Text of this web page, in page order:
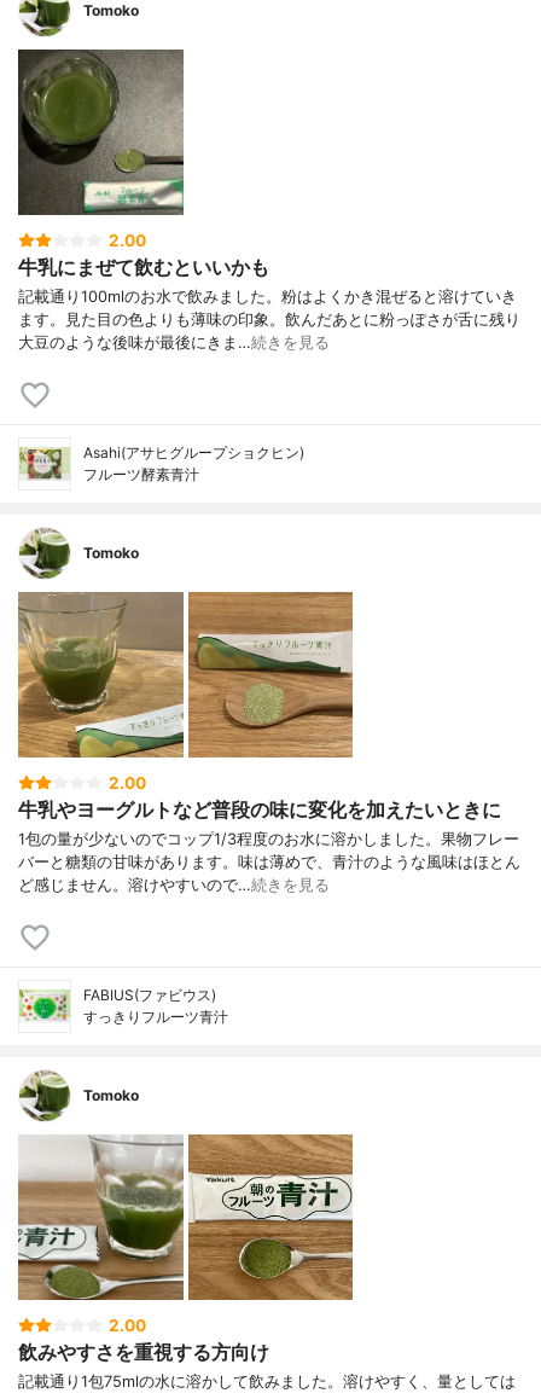
Tomoko
2.00
牛乳にまぜて飲むといいかも
記載通り100mlのお水で飲みました。粉はよくかき混ぜると溶けていき
ます。見た目の色よりも薄味の印象。飲んだあとに粉っぽさが舌に残り
大豆のような後味が最後にきま…続きを見る
Asahi(アサヒグループショクヒン)
フルーツ酵素青汁
Tomoko
2.00
牛乳やヨーグルトなど普段の味に変化を加えたいときに
1包の量が少ないのでコップ1/3程度のお水に溶かしました。果物フレー
バーと糖類の甘味があります。味は薄めで、青汁のような風味はほとん
ど感じません。溶けやすいので…続きを見る
FABIUS(ファビウス)
すっきりフルーツ青汁
Tomoko
2.00
飲みやすさを重視する方向け
記載通り1包75mlの水に溶かして飲みました。溶けやすく、量としては